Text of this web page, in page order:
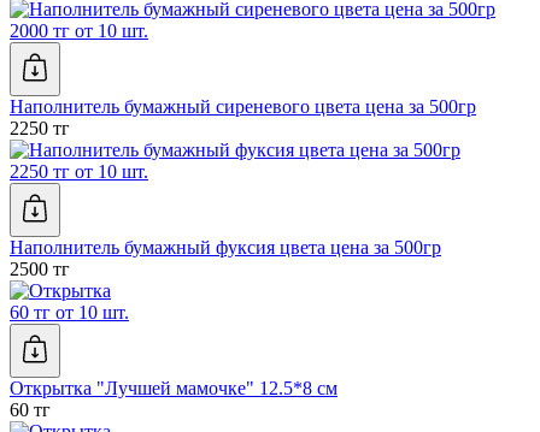
2000 тг от 10 шт.
Наполнитель бумажный сиреневого цвета цена за 500гр
2250 тг
2250 тг от 10 шт.
Наполнитель бумажный фуксия цвета цена за 500гр
2500 тг
60 тг от 10 шт.
Открытка "Лучшей мамочке" 12.5*8 см
60 тг